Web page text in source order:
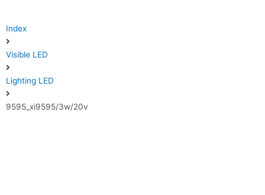
Index
Visible LED
Lighting LED
9595_xi9595/3w/20v